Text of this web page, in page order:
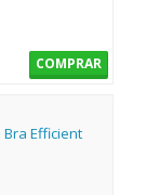
COMPRAR
Efficient